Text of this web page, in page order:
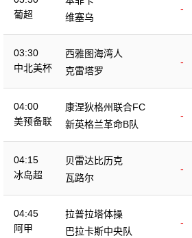
葡超
-
维塞乌
03:30
中北美杯
西雅图海湾人
-
克雷塔罗
04:00
美预备联
康涅狄格州联合FC
-
新英格兰革命B队
04:15
冰岛超
贝雷达比历克
-
瓦路尔
04:45
阿甲
拉普拉塔体操
-
巴拉卡斯中央队